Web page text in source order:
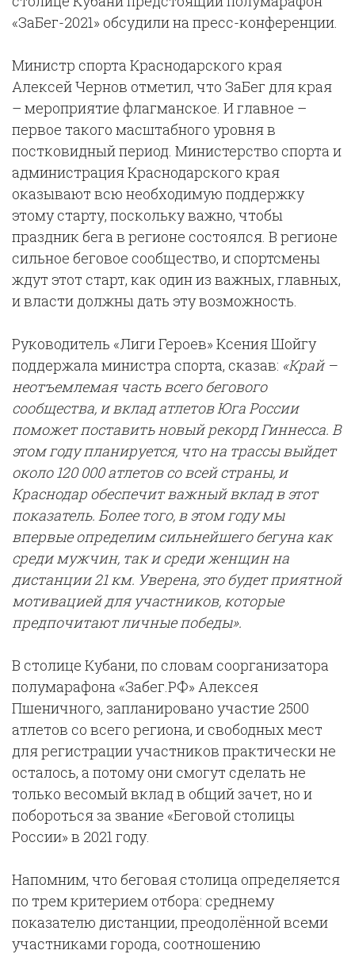
«ЗаБег-2021» обсудили на пресс-конференции.
Министр спорта Краснодарского края
Алексей Чернов отметил, что ЗаБег для края
– мероприятие флагманское. И главное –
первое такого масштабного уровня в
постковидный период. Министерство спорта и
администрация Краснодарского края
оказывают всю необходимую поддержку
этому старту, поскольку важно, чтобы
праздник бега в регионе состоялся. В регионе
сильное беговое сообщество, и спортсмены
ждут этот старт, как один из важных, главных,
и власти должны дать эту возможность.
Руководитель «Лиги Героев» Ксения Шойгу
поддержала министра спорта, сказав: «Край –
неотъемлемая часть всего бегового
сообщества, и вклад атлетов Юга России
поможет поставить новый рекорд Гиннесса. В
этом году планируется, что на трассы выйдет
около 120 000 атлетов со всей страны, и
Краснодар обеспечит важный вклад в этот
показатель. Более того, в этом году мы
впервые определим сильнейшего бегуна как
среди мужчин, так и среди женщин на
дистанции 21 км. Уверена, это будет приятной
мотивацией для участников, которые
предпочитают личные победы».
В столице Кубани, по словам соорганизатора
полумарафона «Забег.РФ» Алексея
Пшеничного, запланировано участие 2500
атлетов со всего региона, и свободных мест
для регистрации участников практически не
осталось, а потому они смогут сделать не
только весомый вклад в общий зачет, но и
побороться за звание «Беговой столицы
России» в 2021 году.
Напомним, что беговая столица определяется
по трем критерием отбора: среднему
показателю дистанции, преодолённой всеми
участниками города, соотношению